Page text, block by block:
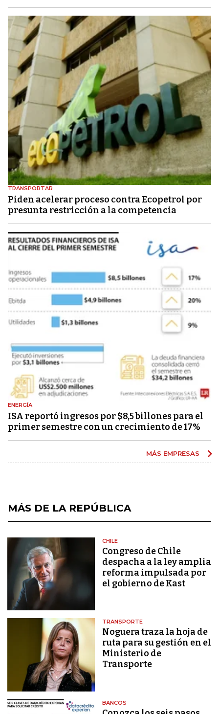
TRANSPORTAR
Piden acelerar proceso contra Ecopetrol por
presunta restricción a la competencia
ENERGÍA
ISA reportó ingresos por $8,5 billones para el
primer semestre con un crecimiento de 17%
MÁS EMPRESAS
MÁS DE LA REPÚBLICA
CHILE
Congreso de Chile
despacha a la ley amplia
reforma impulsada por
el gobierno de Kast
TRANSPORTE
Noguera traza la hoja de
ruta para su gestión en el
Ministerio de
Transporte
BANCOS